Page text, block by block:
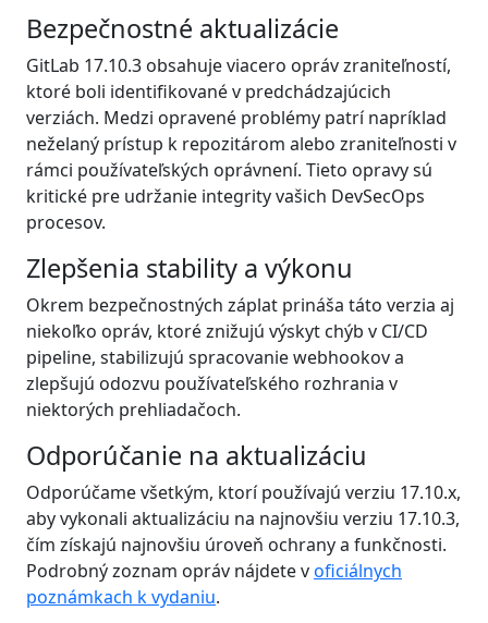
Bezpečnostné aktualizácie
GitLab 17.10.3 obsahuje viacero opráv zraniteľností,
ktoré boli identifikované v predchádzajúcich
verziách. Medzi opravené problémy patrí napríklad
neželaný prístup k repozitárom alebo zraniteľnosti v
rámci používateľských oprávnení. Tieto opravy sú
kritické pre udržanie integrity vašich DevSecOps
procesov.
Zlepšenia stability a výkonu
Okrem bezpečnostných záplat prináša táto verzia aj
niekoľko opráv, ktoré znižujú výskyt chýb v CI/CD
pipeline, stabilizujú spracovanie webhookov a
zlepšujú odozvu používateľského rozhrania v
niektorých prehliadačoch.
Odporúčanie na aktualizáciu
Odporúčame všetkým, ktorí používajú verziu 17.10.x,
aby vykonali aktualizáciu na najnovšiu verziu 17.10.3,
čím získajú najnovšiu úroveň ochrany a funkčnosti.
Podrobný zoznam opráv nájdete voficiálnych
poznámkach k vydaniu.